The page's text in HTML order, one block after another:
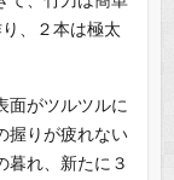
、２本は極太
面がツルツルに
握りが疲れない
暮れ、新たに３